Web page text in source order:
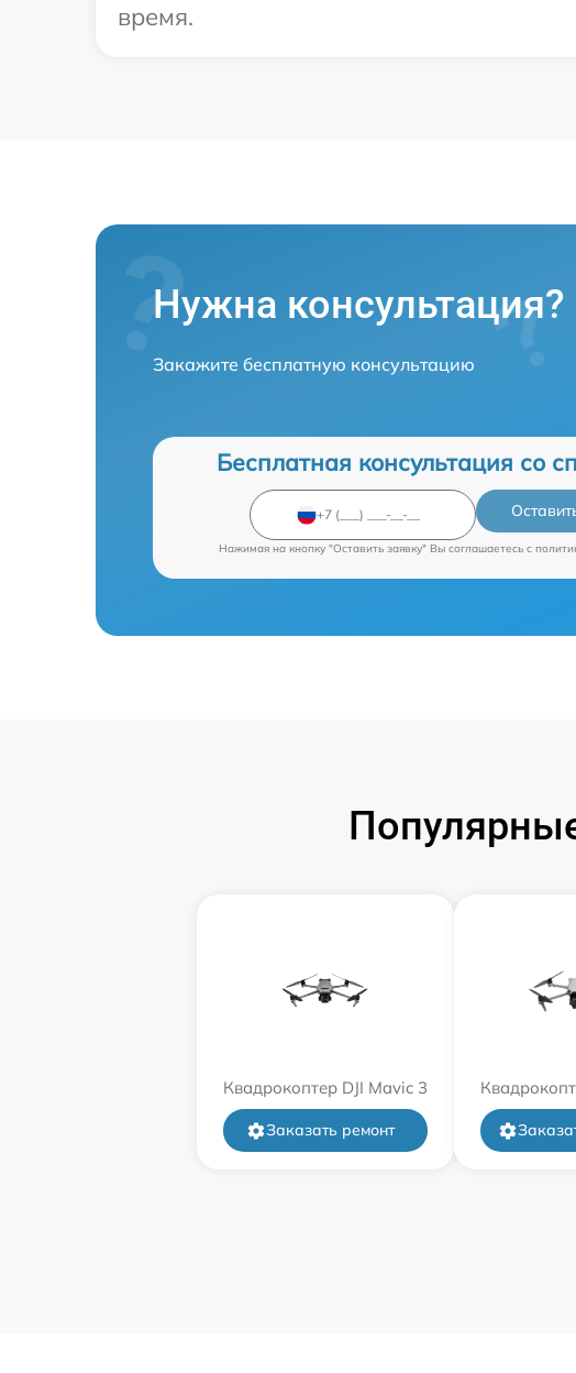
время.
Нужна консультация?
Закажите бесплатную консультацию
Бесплатная консультация со
Нажимая на кнопку "Оставить заявку" Вы соглашаетесь c
Квадрокоптер DJI Mavic 3
Заказать ремонт